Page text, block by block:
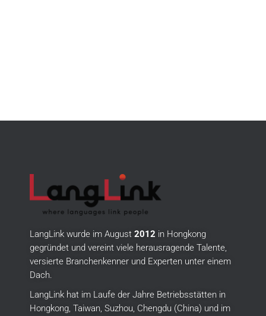
LangLink wurde im August 2012 in Hongkong
gegründet und vereint viele herausragende Talente,
versierte Branchenkenner und Experten unter einem
Dach.
LangLink hat im Laufe der Jahre Betriebsstätten in
Hongkong, Taiwan, Suzhou, Chengdu (China) und im